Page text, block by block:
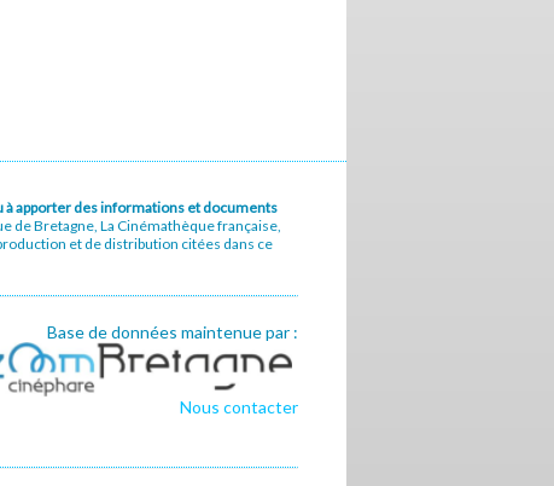
à apporter des informations et documents
de Bretagne, La Cinémathèque française,
et de distribution citées dans ce
Base de données maintenue par :
Nous contacter